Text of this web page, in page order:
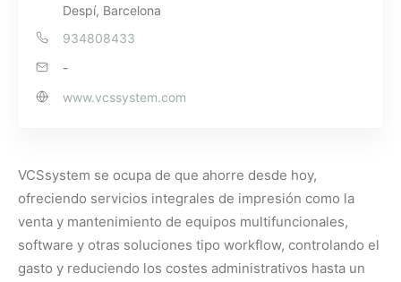
Despí, Barcelona
934808433
-
www.vcssystem.com
VCSsystem se ocupa de que ahorre desde hoy,
ofreciendo servicios integrales de impresión como la
venta y mantenimiento de equipos multifuncionales,
software y otras soluciones tipo workflow, controlando el
gasto y reduciendo los costes administrativos hasta un